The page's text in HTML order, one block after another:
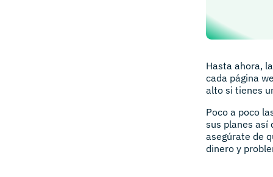
Hasta ahora,
cada página
alto si tienes
Poco a poco
sus planes así
asegúrate de
dinero y